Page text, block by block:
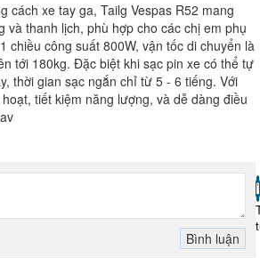
cách xe tay ga, Tailg Vespas R52 mang
và thanh lịch, phù hợp cho các chị em phụ
chiều công suất 800W, vận tốc di chuyển là
tới 180kg. Đặc biệt khi sạc pin xe có thể tự
thời gian sạc ngắn chỉ từ 5 - 6 tiếng. Với
tiết kiệm năng lượng, và dễ dàng điều